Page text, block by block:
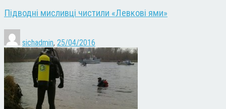
Підводні мисливці чистили «Левкові ями»
sichadmin, 25/04/2016